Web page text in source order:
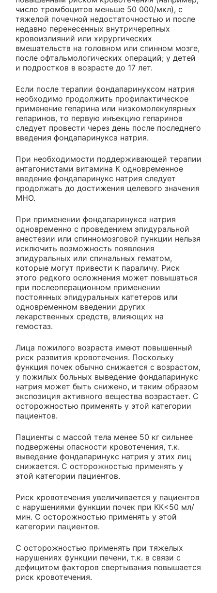
число тромбоцитов меньше 50 000/мкл), с
тяжелой почечной недостаточностью и после
недавно перенесенных внутричерепных
кровоизлияний или хирургических
вмешательств на головном или спинном мозге,
после офтальмологических операций; у детей
и подростков в возрасте до 17 лет.
Если после терапии фондапаринуксом натрия
необходимо продолжить профилактическое
применение гепарина или низкомолекулярных
гепаринов, то первую инъекцию гепаринов
следует провести через день после последнего
введения фондапаринукса натрия.
При необходимости поддерживающей терапии
антагонистами витамина К одновременное
введение фондапаринукс натрия следует
продолжать до достижения целевого значения
МНО.
При применении фондапаринукса натрия
одновременно с проведением эпидуральной
анестезии или спинномозговой пункции нельзя
исключить возможность появления
эпидуральных или спинальных гематом,
которые могут привести к параличу. Риск
этого редкого осложнения может повышаться
при послеоперационном применении
постоянных эпидуральных катетеров или
одновременном введении других
лекарственных средств, влияющих на
гемостаз.
Лица пожилого возраста имеют повышенный
риск развития кровотечения. Поскольку
функция почек обычно снижается с возрастом,
у пожилых больных выведение фондапаринукс
натрия может быть снижено, и таким образом
экспозиция активного вещества возрастает. С
осторожностью применять у этой категории
пациентов.
Пациенты с массой тела менее 50 кг сильнее
подвержены опасности кровотечения, т.к.
выведение фондапаринукс натрия у этих лиц
снижается. С осторожностью применять у
этой категории пациентов.
Риск кровотечения увеличивается у пациентов
с нарушениями функции почек при КК<50 мл/
мин. С осторожностью применять у этой
категории пациентов.
С осторожностью применять при тяжелых
нарушениях функции печени, т.к. в связи с
дефицитом факторов свертывания повышается
риск кровотечения.